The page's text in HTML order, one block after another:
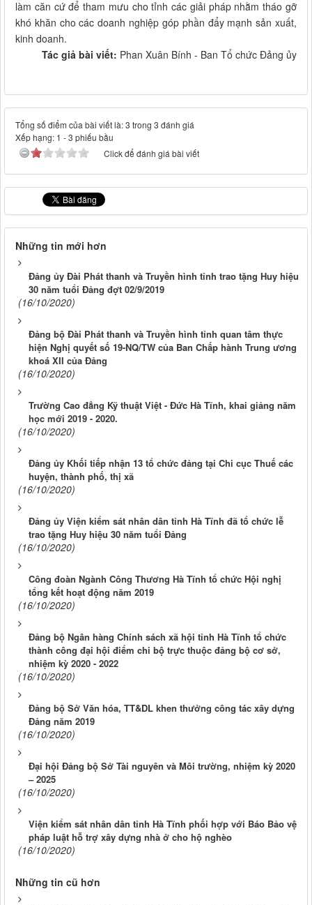
làm căn cứ để tham mưu cho tỉnh các giải pháp nhằm tháo gỡ
khó khăn cho các doanh nghiệp góp phần đẩy mạnh sản xuất,
kinh doanh.
Tác giả bài viết: Phan Xuân Bính - Ban Tổ chức Đảng ủy
Tổng số điểm của bài viết là: 3 trong 3 đánh giá
Xếp hạng: 1 -3 phiếu bầu
Click để đánh giá bài viết
Những tin mới hơn
Đảng ủy Đài Phát thanh và Truyền hình tỉnh trao tặng Huy hiệu
30 năm tuổi Đảng đợt 02/9/2019
(16/10/2020)
Đảng bộ Đài Phát thanh và Truyền hình tỉnh quan tâm thực
hiện Nghị quyết số 19-NQ/TW của Ban Chấp hành Trung ương
khoá XII của Đảng
(16/10/2020)
Trường Cao đẳng Kỹ thuật Việt - Đức Hà Tĩnh, khai giảng năm
học mới 2019 - 2020.
(16/10/2020)
Đảng ủy Khối tiếp nhận 13 tổ chức đảng tại Chi cục Thuế các
huyện, thành phố, thị xã
(16/10/2020)
Đảng ủy Viện kiểm sát nhân dân tỉnh Hà Tĩnh đã tổ chức lễ
trao tặng Huy hiệu 30 năm tuổi Đảng
(16/10/2020)
Công đoàn Ngành Công Thương Hà Tĩnh tổ chức Hội nghị
tổng kết hoạt động năm 2019
(16/10/2020)
Đảng bộ Ngân hàng Chính sách xã hội tỉnh Hà Tĩnh tổ chức
thành công đại hội điểm chi bộ trực thuộc đảng bộ cơ sở,
nhiệm kỳ 2020 - 2022
(16/10/2020)
Đảng bộ Sở Văn hóa, TT&DL khen thưởng công tác xây dựng
Đảng năm 2019
(16/10/2020)
Đại hội Đảng bộ Sở Tài nguyên và Môi trường, nhiệm kỳ 2020
– 2025
(16/10/2020)
Viện kiểm sát nhân dân tỉnh Hà Tĩnh phối hợp với Báo Bảo vệ
pháp luật hỗ trợ xây dựng nhà ở cho hộ nghèo
(16/10/2020)
Những tin cũ hơn